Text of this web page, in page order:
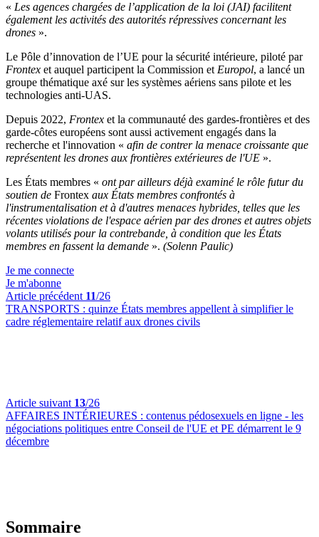
« Les agences chargées de l’application de la loi (JAI) facilitent
également les activités des autorités répressives concernant les
drones ».
Le Pôle d’innovation de l’UE pour la sécurité intérieure, piloté par
Frontex et auquel participent la Commission et Europol, a lancé un
groupe thématique axé sur les systèmes aériens sans pilote et les
technologies anti-UAS.
Depuis 2022, Frontex et la communauté des gardes-frontières et des
garde-côtes européens sont aussi activement engagés dans la
recherche et l'innovation « afin de contrer la menace croissante que
représentent les drones aux frontières extérieures de l'UE ».
Les États membres « ont par ailleurs déjà examiné le rôle futur du
soutien de Frontex aux États membres confrontés à
l'instrumentalisation et à d'autres menaces hybrides, telles que les
récentes violations de l'espace aérien par des drones et autres objets
volants utilisés pour la contrebande, à condition que les États
membres en fassent la demande ». (Solenn Paulic)
Je me connecte
Je m'abonne
Article précédent 11/26
TRANSPORTS : quinze États membres appellent à simplifier le
cadre réglementaire relatif aux drones civils
Article suivant 13/26
AFFAIRES INTÉRIEURES : contenus pédosexuels en ligne - les
négociations politiques entre Conseil de l'UE et PE démarrent le 9
décembre
Sommaire